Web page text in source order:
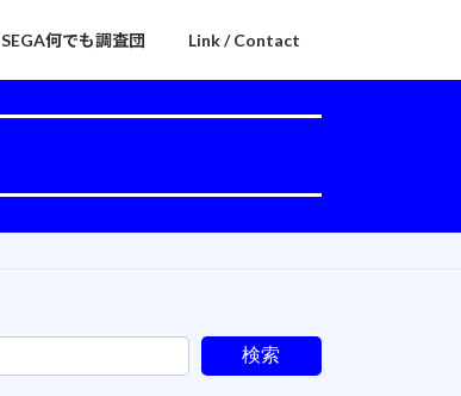
SEGA何でも調査団 Link / Contact
検索